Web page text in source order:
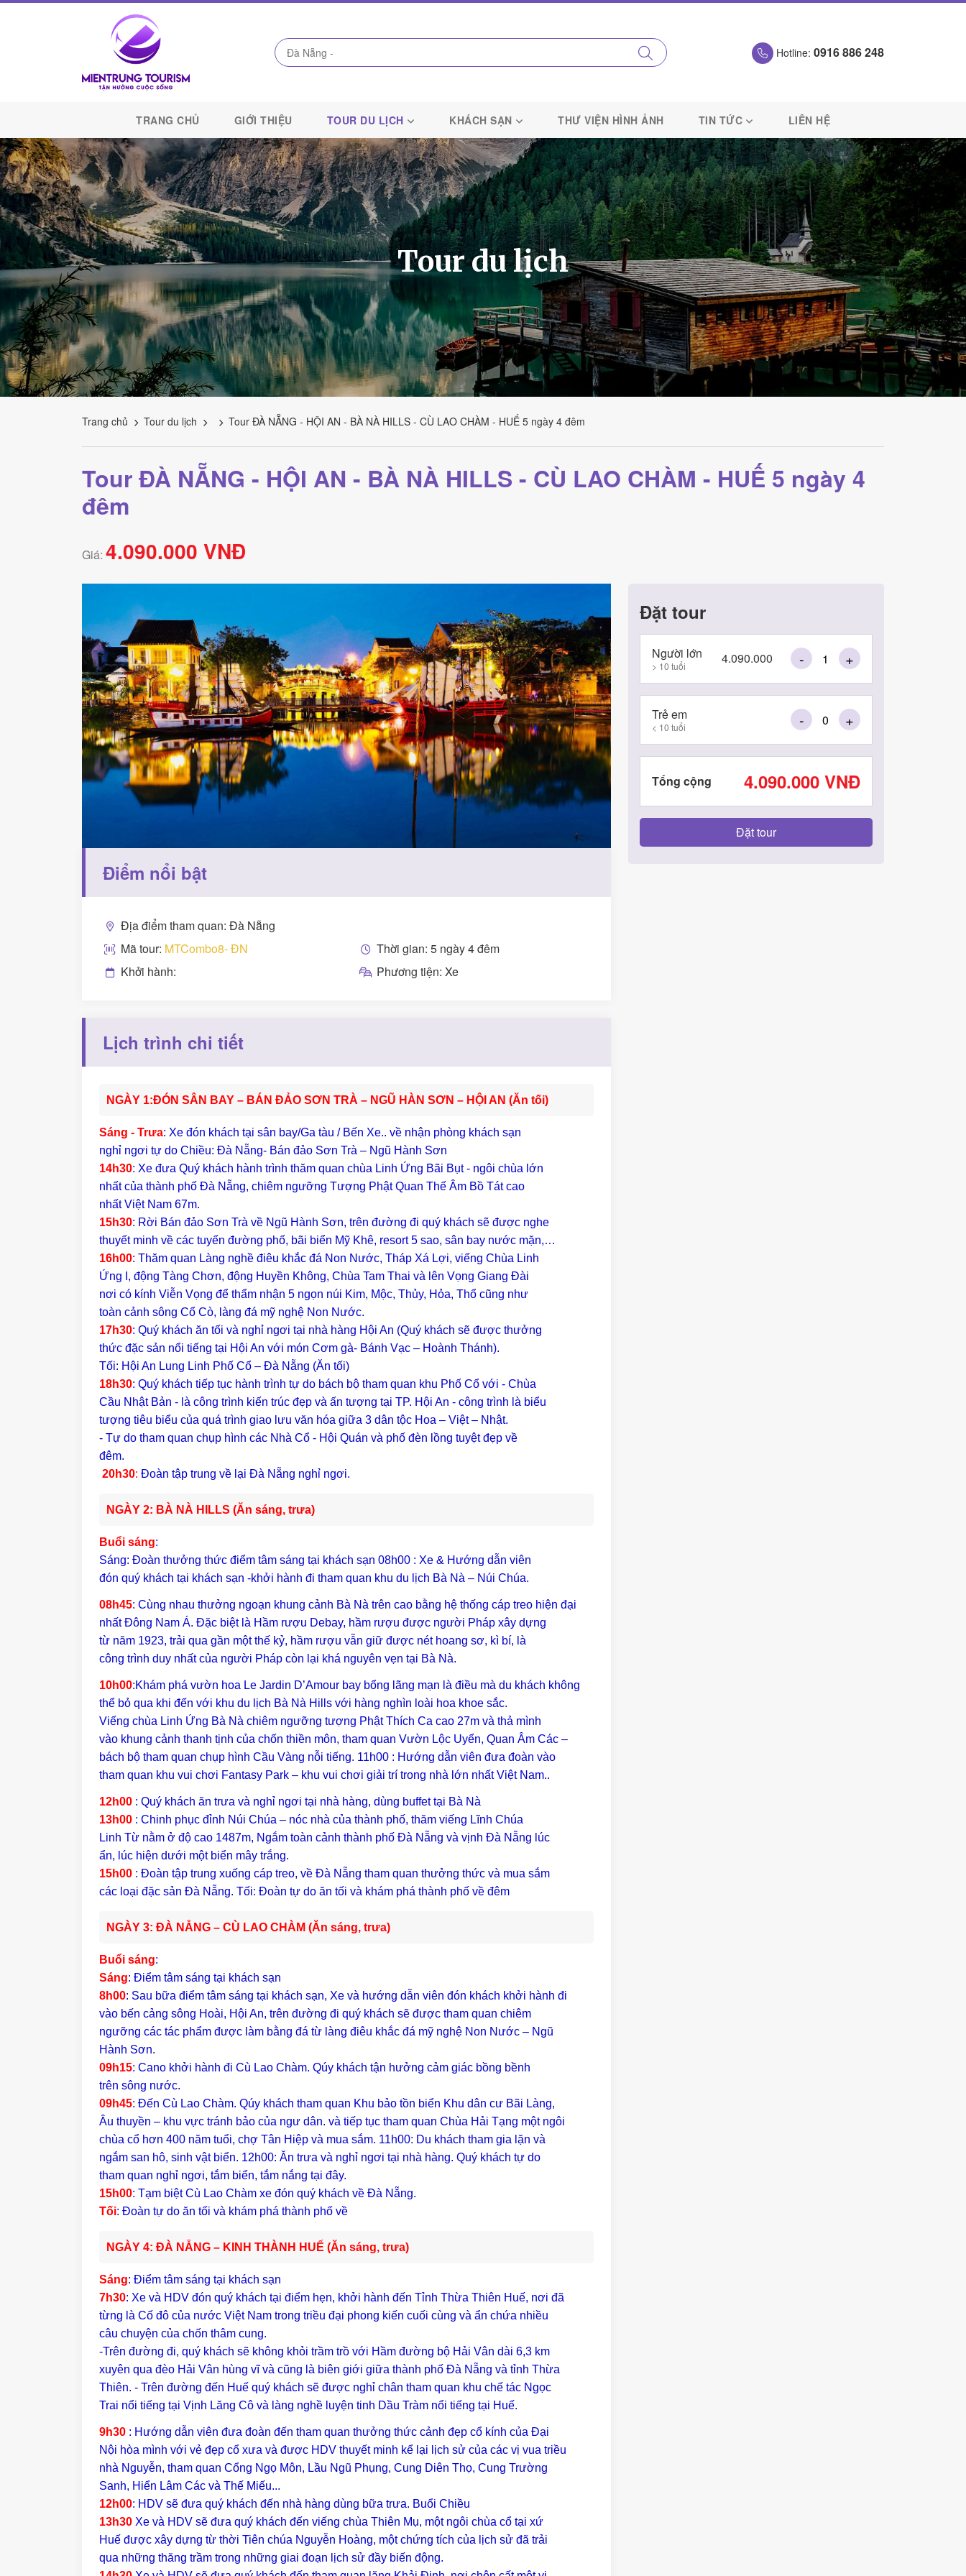
Lịch
Kết
Nối
Di
Sản
Miền
Trung
-
Miền
Trung
Tourism
Hotline: 0916 886 248
TRANG CHỦ GIỚI THIỆU TOUR DU LỊCH KHÁCH SẠN THƯ VIỆN HÌNH ẢNH TIN TỨC LIÊN HỆ
Tour du lịch
Trang chủ Tour du lịch Tour ĐÀ NẴNG - HỘI AN - BÀ NÀ HILLS - CÙ LAO CHÀM - HUẾ 5 ngày 4 đêm
Tour ĐÀ NẴNG - HỘI AN - BÀ NÀ HILLS - CÙ LAO CHÀM - HUẾ 5 ngày 4
đêm
Giá: 4.090.000 VNĐ
Điểm nổi bật
Địa điểm tham quan: Đà Nẵng
Mã tour: MTCombo8- ĐN
Thời gian: 5 ngày 4 đêm
Khởi hành:
Phương tiện: Xe
Lịch trình chi tiết
NGÀY 1:ĐÓN SÂN BAY – BÁN ĐẢO SƠN TRÀ – NGŨ HÀN SƠN – HỘI AN (Ăn tối)
Sáng - Trưa: Xe đón khách tại sân bay/Ga tàu / Bến Xe.. về nhận phòng khách sạn
nghỉ ngơi tự do Chiều: Đà Nẵng- Bán đảo Sơn Trà – Ngũ Hành Sơn
14h30: Xe đưa Quý khách hành trình thăm quan chùa Linh Ứng Bãi Bụt - ngôi chùa lớn
nhất của thành phố Đà Nẵng, chiêm ngưỡng Tượng Phật Quan Thế Âm Bồ Tát cao
nhất Việt Nam 67m.
15h30: Rời Bán đảo Sơn Trà về Ngũ Hành Sơn, trên đường đi quý khách sẽ được nghe
thuyết minh về các tuyến đường phố, bãi biển Mỹ Khê, resort 5 sao, sân bay nước mặn,…
16h00: Thăm quan Làng nghề điêu khắc đá Non Nước, Tháp Xá Lợi, viếng Chùa Linh
Ứng I, động Tàng Chơn, động Huyền Không, Chùa Tam Thai và lên Vọng Giang Đài
nơi có kính Viễn Vọng để thẩm nhận 5 ngọn núi Kim, Mộc, Thủy, Hỏa, Thổ cũng như
toàn cảnh sông Cổ Cò, làng đá mỹ nghệ Non Nước.
17h30: Quý khách ăn tối và nghỉ ngơi tại nhà hàng Hội An (Quý khách sẽ được thưởng
thức đặc sản nổi tiếng tại Hội An với món Cơm gà- Bánh Vạc – Hoành Thánh).
Tối: Hội An Lung Linh Phố Cổ – Đà Nẵng (Ăn tối)
18h30: Quý khách tiếp tục hành trình tự do bách bộ tham quan khu Phố Cổ với - Chùa
Cầu Nhật Bản - là công trình kiến trúc đẹp và ấn tượng tại TP. Hội An - công trình là biểu
tượng tiêu biểu của quá trình giao lưu văn hóa giữa 3 dân tộc Hoa – Việt – Nhật.
- Tự do tham quan chụp hình các Nhà Cổ - Hội Quán và phố đèn lồng tuyệt đẹp về
đêm.
20h30: Đoàn tập trung về lại Đà Nẵng nghỉ ngơi.
NGÀY 2: BÀ NÀ HILLS (Ăn sáng, trưa)
Buổi sáng:
Sáng: Đoàn thưởng thức điểm tâm sáng tại khách sạn 08h00 : Xe & Hướng dẫn viên
đón quý khách tại khách sạn -khởi hành đi tham quan khu du lịch Bà Nà – Núi Chúa.
08h45: Cùng nhau thưởng ngoạn khung cảnh Bà Nà trên cao bằng hệ thống cáp treo hiện đại
nhất Đông Nam Á. Đặc biệt là Hầm rượu Debay, hầm rượu được người Pháp xây dựng
từ năm 1923, trải qua gần một thế kỷ, hầm rượu vẫn giữ được nét hoang sơ, kì bí, là
công trình duy nhất của người Pháp còn lại khá nguyên vẹn tại Bà Nà.
10h00:Khám phá vườn hoa Le Jardin D’Amour bay bổng lãng mạn là điều mà du khách không
thể bỏ qua khi đến với khu du lịch Bà Nà Hills với hàng nghìn loài hoa khoe sắc.
Viếng chùa Linh Ứng Bà Nà chiêm ngưỡng tượng Phật Thích Ca cao 27m và thả mình
vào khung cảnh thanh tịnh của chốn thiền môn, tham quan Vườn Lộc Uyển, Quan Âm Các –
bách bộ tham quan chụp hình Cầu Vàng nỗi tiếng. 11h00 : Hướng dẫn viên đưa đoàn vào
tham quan khu vui chơi Fantasy Park – khu vui chơi giải trí trong nhà lớn nhất Việt Nam..
12h00 : Quý khách ăn trưa và nghỉ ngơi tại nhà hàng, dùng buffet tại Bà Nà
13h00 : Chinh phục đỉnh Núi Chúa – nóc nhà của thành phố, thăm viếng Lĩnh Chúa
Linh Từ nằm ở độ cao 1487m, Ngắm toàn cảnh thành phố Đà Nẵng và vịnh Đà Nẵng lúc
ẩn, lúc hiện dưới một biển mây trắng.
15h00 : Đoàn tập trung xuống cáp treo, về Đà Nẵng tham quan thưởng thức và mua sắm
các loại đặc sản Đà Nẵng. Tối: Đoàn tự do ăn tối và khám phá thành phố về đêm
NGÀY 3: ĐÀ NẴNG – CÙ LAO CHÀM (Ăn sáng, trưa)
Buổi sáng:
Sáng: Điểm tâm sáng tại khách sạn
8h00: Sau bữa điểm tâm sáng tại khách sạn, Xe và hướng dẫn viên đón khách khởi hành đi
vào bến cảng sông Hoài, Hội An, trên đường đi quý khách sẽ được tham quan chiêm
ngưỡng các tác phẩm được làm bằng đá từ làng điêu khắc đá mỹ nghệ Non Nước – Ngũ
Hành Sơn.
09h15: Cano khởi hành đi Cù Lao Chàm. Qúy khách tận hưởng cảm giác bồng bềnh
trên sông nước.
09h45: Đến Cù Lao Chàm. Qúy khách tham quan Khu bảo tồn biển Khu dân cư Bãi Làng,
Âu thuyền – khu vực tránh bảo của ngư dân. và tiếp tục tham quan Chùa Hải Tạng một ngôi
chùa cổ hơn 400 năm tuổi, chợ Tân Hiệp và mua sắm. 11h00: Du khách tham gia lặn và
ngắm san hô, sinh vật biển. 12h00: Ăn trưa và nghỉ ngơi tại nhà hàng. Quý khách tự do
tham quan nghỉ ngơi, tắm biển, tắm nắng tại đây.
15h00: Tạm biệt Cù Lao Chàm xe đón quý khách về Đà Nẵng.
Tối: Đoàn tự do ăn tối và khám phá thành phố về
NGÀY 4: ĐÀ NẴNG – KINH THÀNH HUẾ (Ăn sáng, trưa)
Sáng: Điểm tâm sáng tại khách sạn
7h30: Xe và HDV đón quý khách tại điểm hẹn, khởi hành đến Tỉnh Thừa Thiên Huế, nơi đã
từng là Cố đô của nước Việt Nam trong triều đại phong kiến cuối cùng và ẩn chứa nhiều
câu chuyện của chốn thâm cung.
-Trên đường đi, quý khách sẽ không khỏi trầm trồ với Hầm đường bộ Hải Vân dài 6,3 km
xuyên qua đèo Hải Vân hùng vĩ và cũng là biên giới giữa thành phố Đà Nẵng và tỉnh Thừa
Thiên. - Trên đường đến Huế quý khách sẽ được nghỉ chân tham quan khu chế tác Ngọc
Trai nổi tiếng tại Vịnh Lăng Cô và làng nghề luyện tinh Dầu Tràm nổi tiếng tại Huế.
9h30 : Hướng dẫn viên đưa đoàn đến tham quan thưởng thức cảnh đẹp cổ kính của Đại
Nội hòa mình với vẻ đẹp cổ xưa và được HDV thuyết minh kể lại lịch sử của các vị vua triều
nhà Nguyễn, tham quan Cổng Ngọ Môn, Lầu Ngũ Phụng, Cung Diên Thọ, Cung Trường
Sanh, Hiển Lâm Các và Thế Miếu...
12h00: HDV sẽ đưa quý khách đến nhà hàng dùng bữa trưa. Buổi Chiều
13h30 Xe và HDV sẽ đưa quý khách đến viếng chùa Thiên Mụ, một ngôi chùa cổ tại xứ
Huế được xây dựng từ thời Tiên chúa Nguyễn Hoàng, một chứng tích của lịch sử đã trải
qua những thăng trầm trong những giai đoạn lịch sử đầy biến động.
Đặt tour
Người lớn
> 10 tuổi 4.090.000 - +
Trẻ em
< 10 tuổi - +
Tổng cộng 4.090.000 VNĐ